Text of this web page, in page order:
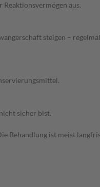
aus.
steigen –
sicher bist.
Behandlung ist meist